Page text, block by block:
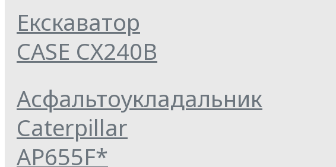
Екскаватор
CASE CX240B
Асфальтоукладальник
Caterpillar
AP655F*